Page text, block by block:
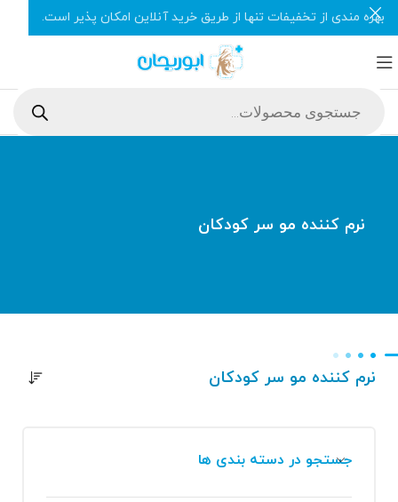
نرم کننده مو سر کودکان
نرم کننده مو سر کودکان
جستجو در دسته بندی ها
بهره مندی از تخفیفات تنها از طریق خرید آنلاین امکان پذیر است.